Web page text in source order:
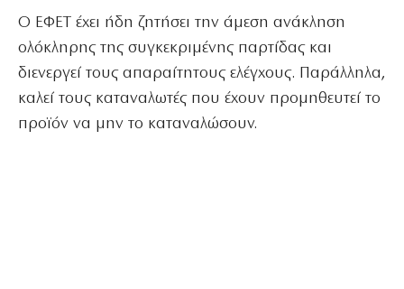
Ο ΕΦΕΤ έχει ήδη ζητήσει την άμεση ανάκληση
ολόκληρης της συγκεκριμένης παρτίδας και
διενεργεί τους απαραίτητους ελέγχους. Παράλληλα,
καλεί τους καταναλωτές που έχουν προμηθευτεί το
προϊόν να μην το καταναλώσουν.